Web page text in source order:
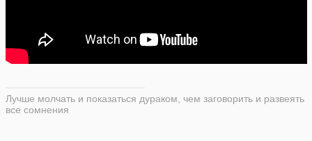
Лучше молчать и показаться дураком, чем заговорить и развеять
все сомнения